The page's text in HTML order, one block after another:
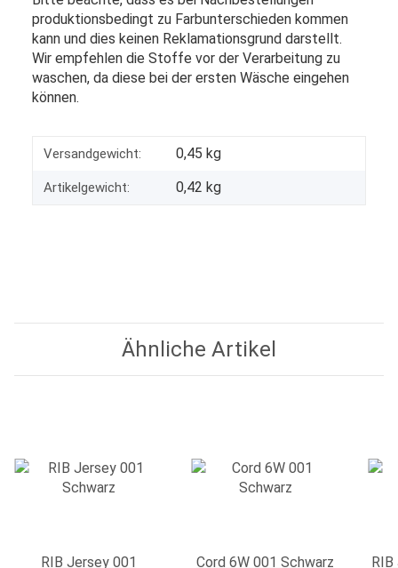
produktionsbedingt zu Farbunterschieden kommen
kann und dies keinen Reklamationsgrund darstellt.
Wir empfehlen die Stoffe vor der Verarbeitung zu
waschen, da diese bei der ersten Wäsche eingehen
können.
Versandgewicht: 0,45 kg
Artikelgewicht: 0,42 kg
Ähnliche Artikel
RIB Jersey 001
Cord 6W 001 Schwarz